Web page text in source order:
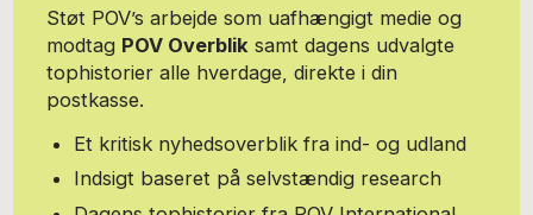
Støt POV’s arbejde som uafhængigt medie og
modtag POV Overblik samt dagens udvalgte
tophistorier alle hverdage, direkte i din
postkasse.
Et kritisk nyhedsoverblik fra ind- og udland
Indsigt baseret på selvstændig research